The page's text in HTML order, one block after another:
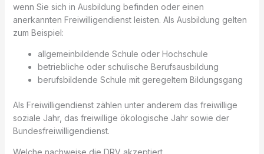
wenn Sie sich in Ausbildung befinden oder einen
anerkannten Freiwilligendienst leisten. Als Ausbildung gelten
zum Beispiel:
allgemeinbildende Schule oder Hochschule
betriebliche oder schulische Berufsausbildung
berufsbildende Schule mit geregeltem Bildungsgang
Als Freiwilligendienst zählen unter anderem das freiwillige
soziale Jahr, das freiwillige ökologische Jahr sowie der
Bundesfreiwilligendienst.
Welche nachweise die DRV akzeptiert